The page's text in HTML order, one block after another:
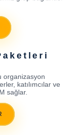
organizasyon
katılımcılar ve
sağlar.